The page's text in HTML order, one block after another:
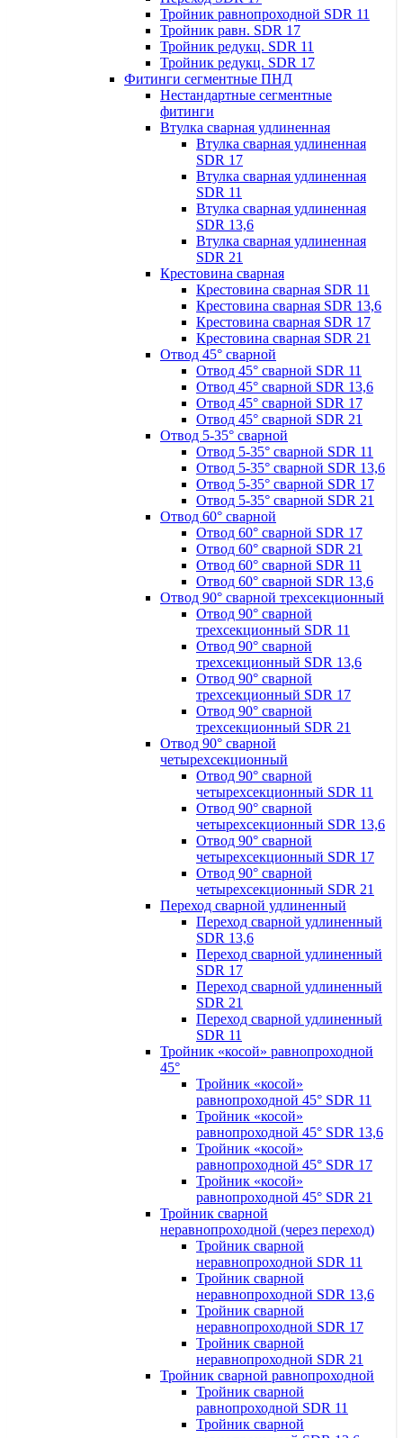
Тройник равнопроходной SDR 11
Тройник равн. SDR 17
Тройник редукц. SDR 11
Тройник редукц. SDR 17
Фитинги сегментные ПНД
Нестандартные сегментные
фитинги
Втулка сварная удлиненная
Втулка сварная удлиненная
SDR 17
Втулка сварная удлиненная
SDR 11
Втулка сварная удлиненная
SDR 13,6
Втулка сварная удлиненная
SDR 21
Крестовина сварная
Крестовина сварная SDR 11
Крестовина сварная SDR 13,6
Крестовина сварная SDR 17
Крестовина сварная SDR 21
Отвод 45° сварной
Отвод 45° сварной SDR 11
Отвод 45° сварной SDR 13,6
Отвод 45° сварной SDR 17
Отвод 45° сварной SDR 21
Отвод 5-35° сварной
Отвод 5-35° сварной SDR 11
Отвод 5-35° сварной SDR 13,6
Отвод 5-35° сварной SDR 17
Отвод 5-35° сварной SDR 21
Отвод 60° сварной
Отвод 60° сварной SDR 17
Отвод 60° сварной SDR 21
Отвод 60° сварной SDR 11
Отвод 60° сварной SDR 13,6
Отвод 90° сварной трехсекционный
Отвод 90° сварной
трехсекционный SDR 11
Отвод 90° сварной
трехсекционный SDR 13,6
Отвод 90° сварной
трехсекционный SDR 17
Отвод 90° сварной
трехсекционный SDR 21
Отвод 90° сварной
четырехсекционный
Отвод 90° сварной
четырехсекционный SDR 11
Отвод 90° сварной
четырехсекционный SDR 13,6
Отвод 90° сварной
четырехсекционный SDR 17
Отвод 90° сварной
четырехсекционный SDR 21
Переход сварной удлиненный
Переход сварной удлиненный
SDR 13,6
Переход сварной удлиненный
SDR 17
Переход сварной удлиненный
SDR 21
Переход сварной удлиненный
SDR 11
Тройник «косой» равнопроходной
45°
Тройник «косой»
равнопроходной 45° SDR 11
Тройник «косой»
равнопроходной 45° SDR 13,6
Тройник «косой»
равнопроходной 45° SDR 17
Тройник «косой»
равнопроходной 45° SDR 21
Тройник сварной
неравнопроходной (через переход)
Тройник сварной
неравнопроходной SDR 11
Тройник сварной
неравнопроходной SDR 13,6
Тройник сварной
неравнопроходной SDR 17
Тройник сварной
неравнопроходной SDR 21
Тройник сварной равнопроходной
Тройник сварной
равнопроходной SDR 11
Тройник сварной